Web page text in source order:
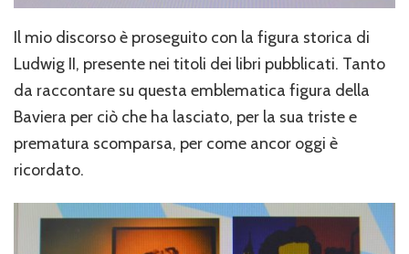
Il mio discorso è proseguito con la figura storica di
Ludwig II, presente nei titoli dei libri pubblicati. Tanto
da raccontare su questa emblematica figura della
Baviera per ciò che ha lasciato, per la sua triste e
prematura scomparsa, per come ancor oggi è
ricordato.